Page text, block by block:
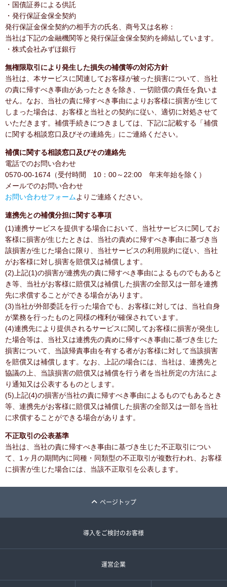
・国債証券による供託
・発行保証金保全契約
発行保証金保全契約の相手方の氏名、商号又は名称：
当社は下記の金融機関等と発行保証金保全契約を締結しています。
・株式会社みずほ銀行
無権限取引により発生した損失の補償等の対応方針
当社は、本サービスに関連してお客様が被った損害について、当社
の責に帰すべき事由があったときを除き、一切賠償の責任を負いま
せん。なお、当社の責に帰すべき事由によりお客様に損害が生じて
しまった場合は、お客様と当社との契約に従い、適切に対処させて
いただきます。補償手続きにつきましては、下記に記載する「補償
に関する相談窓口及びその連絡先」にご連絡ください。
補償に関する相談窓口及びその連絡先
電話でのお問い合わせ
0570-00-1674（受付時間 10：00～22:00 年末年始を除く）
メールでのお問い合わせ
お問い合わせフォームよりご連絡ください。
連携先との補償分担に関する事項
(1)連携サービスを提供する場合において、当社サービスに関してお
客様に損害が生じたときは、当社の責めに帰すべき事由に基づき当
該損害が生じた場合に限り、当社サービスの利用規約に従い、当社
がお客様に対し損害を賠償又は補償します。
(2)上記(1)の損害が連携先の責に帰すべき事由によるものでもあると
き等、当社がお客様に賠償又は補償した損害の全部又は一部を連携
先に求償することができる場合があります。
(3)当社が外部委託を行った場合でも、お客様に対しては、当社自身
が業務を行ったものと同様の権利が確保されています。
(4)連携先により提供されるサービスに関してお客様に損害が発生し
た場合等は、当社又は連携先の責めに帰すべき事由に基づき生じた
損害について、当該帰責事由を有する者がお客様に対して当該損害
を賠償又は補償します。なお、上記の場合には、当社は、連携先と
協議の上、当該損害の賠償又は補償を行う者を当社所定の方法によ
り通知又は公表するものとします。
(5)上記(4)の損害が当社の責に帰すべき事由によるものでもあるとき
等、連携先がお客様に賠償又は補償した損害の全部又は一部を当社
に求償することができる場合があります。
不正取引の公表基準
当社は、当社の責に帰すべき事由に基づき生じた不正取引につい
て、1ヶ月の期間内に同種・同類型の不正取引が複数行われ、お客様
に損害が生じた場合には、当該不正取引を公表します。
ページトップ
導入をご検討のお客様
運営企業